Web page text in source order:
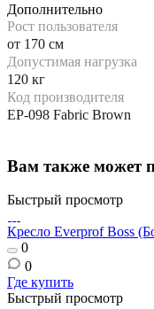
Дополнительно
Рост пользователя
от 170 см
Допустимая нагрузка
120 кг
Код производителя
EР-098 Fabric Brown
Вам также может
Быстрый просмотр
Кресло Everprof Boss
0
0
Где купить
Быстрый просмотр